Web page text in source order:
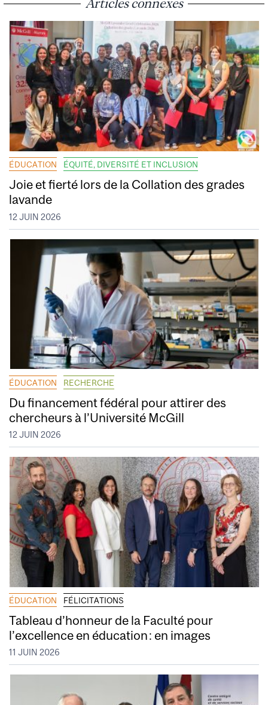
Articles connexes
ÉDUCATION ÉQUITÉ, DIVERSITÉ ET INCLUSION
Joie et fierté lors de la Collation des grades
lavande
12 JUIN 2026
ÉDUCATION RECHERCHE
Du financement fédéral pour attirer des
chercheurs à l’Université McGill
12 JUIN 2026
ÉDUCATION FÉLICITATIONS
Tableau d’honneur de la Faculté pour
l’excellence en éducation : en images
11 JUIN 2026